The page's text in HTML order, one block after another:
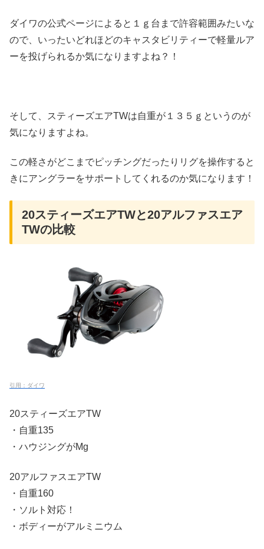
ダイワの公式ページによると１ｇ台まで許容範囲みたいな
ので、いったいどれほどのキャスタビリティーで軽量ルア
ーを投げられるか気になりますよね？！
そして、スティーズエアTWは自重が１３５ｇというのが
気になりますよね。
この軽さがどこまでピッチングだったりリグを操作すると
きにアングラーをサポートしてくれるのか気になります！
20スティーズエアTWと20アルファスエア
TWの比較
引用：ダイワ
20スティーズエアTW
・自重135
・ハウジングがMg
20アルファスエアTW
・自重160
・ソルト対応！
・ボディーがアルミニウム